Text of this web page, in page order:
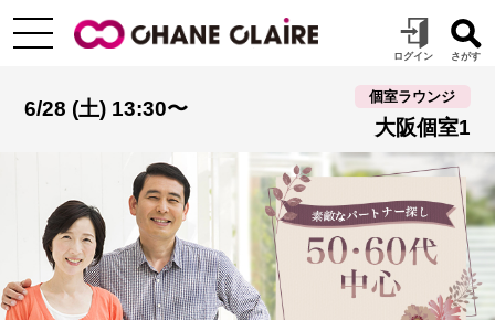
6/28 (土) 13:30〜
個室ラウンジ
大阪個室1